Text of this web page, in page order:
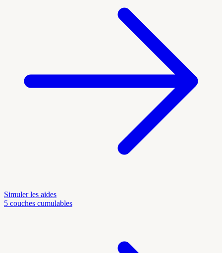
Simuler les aides
5 couches cumulables